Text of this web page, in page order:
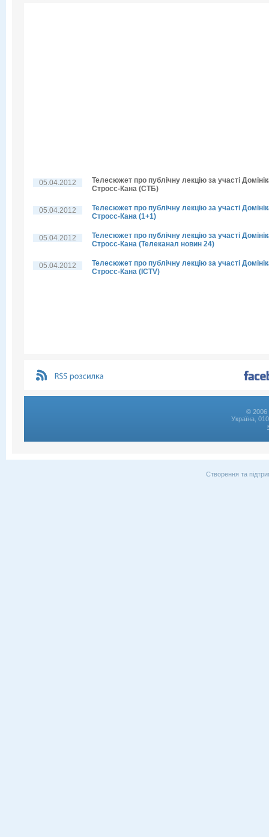
05.04.2012
Телесюжет про публічну лекцію за участі
Стросс-Кана (СТБ)
05.04.2012
Телесюжет про публічну лекцію за участі
Стросс-Кана (1+1)
05.04.2012
Телесюжет про публічну лекцію за участі
Стросс-Кана (Телеканал новин 24)
05.04.2012
Телесюжет про публічну лекцію за участі
Стросс-Кана (ICTV)
© 2006
Україна,
Створення та